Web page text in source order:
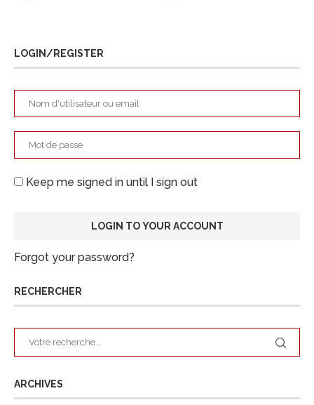
LOGIN/REGISTER
Keep me signed in until I sign out
Forgot your password?
RECHERCHER
ARCHIVES